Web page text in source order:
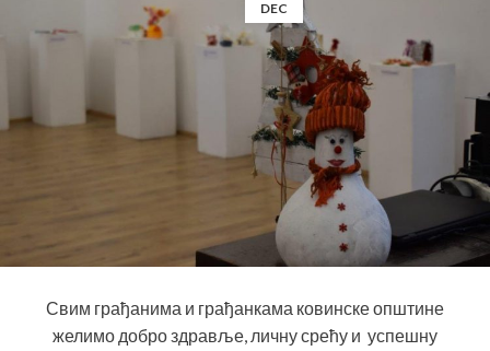
DEC
Свим грађанима и грађанкама ковинске општине
желимо добро здравље, личну срећу и успешну